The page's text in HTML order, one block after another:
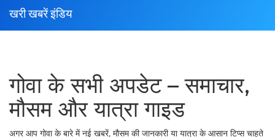
खरी खबरें इंडिय
गोवा के सभी अपडेट – समाचार,
मौसम और यात्रा गाइड
अगर आप गोवा के बारे में नई खबरें, मौसम की जानकारी या यात्रा के आसान टिप्स चाहते